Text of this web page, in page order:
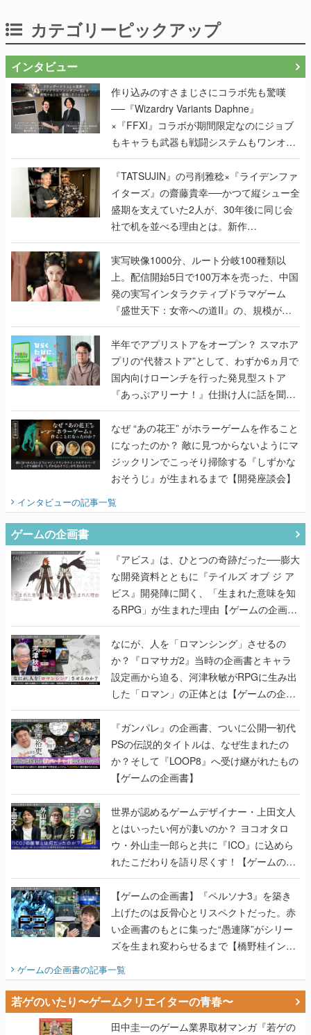
カテゴリーピックアップ
インタビュー
作り込みのすさまじさにコラボ先も驚嘆
──『Wizardry Variants Daphne』
×『FFXI』コラボが期間限定なのにジョブ
もキャラも武器も戦闘システムもワンオフ
で作り込まれた理由を両ディレクターに聞
く
『TATSUJIN』の弓削雅稔×『ライデンファ
イターズ』の齋藤貴幸──かつて縦シュー全
盛期を支えていた2人が、30年後に同じ会
社で机を並べる理由とは。新作
『TATSUJIN EXTREME』で初タッグを組
んだレジェンド2人に訊く開発秘話
実写映像1000分、ルート分岐100種類以
上。配信開始5日で100万本を売った、中国
発の実写インタラクティブドラマゲーム
『盛世天下：女帝への道II』の、規模が違
うこだわりをプロデューサーに聞いた
半年でアプリストアをオープン？ スマホア
プリの“代替ストア”として、わずか6ヵ月で
国内向けローンチを行った発見型ストア
『あっぷアリーナ！』仕掛け人に話を聞い
てみた
なぜ “あの花王” がホラーゲームを作ること
になったのか？ 敵に見つからないようにマ
ジックリンでこっそり掃除する『しずかな
おそうじ』が生まれるまで【開発座談会】
インタビューの記事一覧
ゲームの企画書
『アビス』は、ひとつの奇跡だった──膨大
な開発資料とともに『テイルズ オブ ジ ア
ビス』開発陣に聞く、「生まれた意味を知
るRPG」が生まれた理由【ゲームの企画
書】
なにが、人を「ロマンシング」させるの
か？『ロマサガ2』当時の企画書とキャラ
設定画から迫る、河津秋敏がRPGに生み出
した「ロマン」の正体とは【ゲームの企画
書】
『ガンパレ』の企画書、ついに公開━初代
PSの伝説的タイトルは、なぜ生まれたの
か？そして『LOOP8』へ受け継がれたもの
【ゲームの企画書】
世界が認めるゲームデザイナー・上田文人
とはいったい何が凄いのか？ ヨコオタロ
ウ・外山圭一郎らと共に『ICO』に込めら
れたこだわりを語り尽くす！【ゲームの企
画書】
【ゲームの企画書】『ペルソナ3』を築き
上げたのは反骨心とリスペクトだった。赤
い企画書のもとに集った“愚連隊”がシリー
ズを生まれ変わらせるまで【橋野桂インタ
ゲームの企画書の記事一覧
若ゲのいたり〜ゲームクリエイターの青春〜
田中圭一のゲーム業界取材マンガ『若ゲの